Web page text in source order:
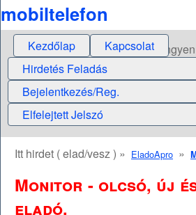
mobiltelefon
Kezdőlap Kapcsolat
Hirdetés Feladás
Bejelentkezés/Reg.
Elfelejtett Jelszó
Itt hirdet ( elad/vesz ) » EladoApro »
Monitor - olcsó, új
eladó.